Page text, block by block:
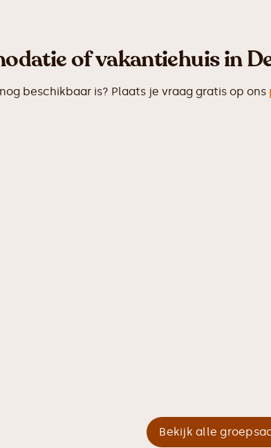
of vakantiehuis in
beschikbaar is? Plaats je vraag gratis op ons
Bekijk alle